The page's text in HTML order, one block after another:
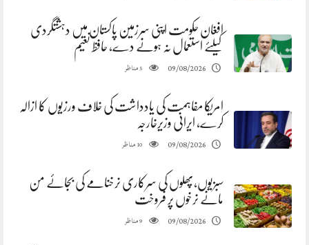
افغان حکومت اپنی سرزمین پاکستان میں دہشتگردی
کیلئے استعمال نہ ہونے دے، حافظ نعیم
09/08/2026
5مناظر
امریکا مفاہمت کی یادداشت کی خلاف ورزیوں کا ازالہ
کرے، ایرانی وزیرخارجہ
09/08/2026
10مناظر
سبزیوں،پھلوں کی سرکاری نرخنامے کی بجائے من
مانے نرخوں پر فروخت
09/08/2026
9مناظر